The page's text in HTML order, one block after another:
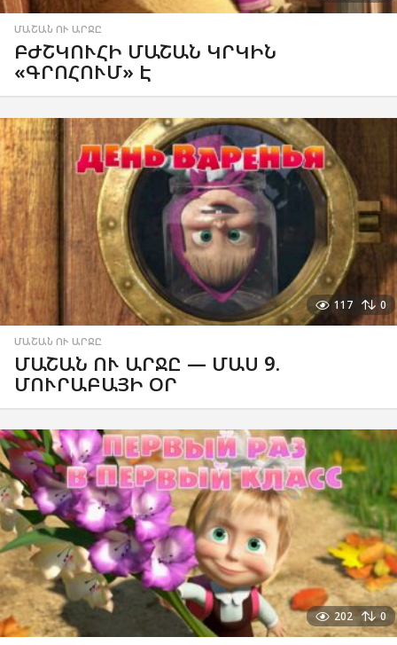
ՄԱՇԱՆ ՈՒ ԱՐՋԸ
ԲԺՇԿՈՒՀԻ ՄԱՇԱՆ ԿՐԿԻՆ
«ԳՐՈՀՈՒՄ» Է
117 0
ՄԱՇԱՆ ՈՒ ԱՐՋԸ
ՄԱՇԱՆ ՈՒ ԱՐՋԸ — ՄԱՍ 9.
ՄՈՒՐԱԲԱՅԻ ՕՐ
202 0